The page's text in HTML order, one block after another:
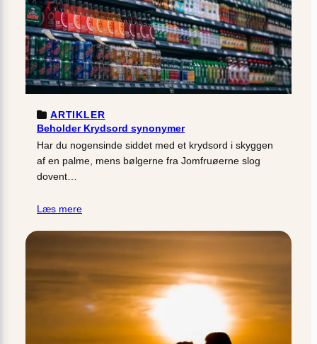
ARTIKLER
Beholder Krydsord synonymer
Har du nogensinde siddet med et krydsord i skyggen
af en palme, mens bølgerne fra Jomfruøerne slog
dovent…
Læs mere